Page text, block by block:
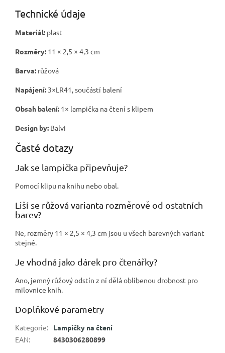
Technické údaje
Materiál: plast
Rozměry: 11 × 2,5 × 4,3 cm
Barva: růžová
Napájení: 3×LR41, součástí balení
Obsah balení: 1× lampička na čtení s klipem
Design by: Balvi
Časté dotazy
Jak se lampička připevňuje?
Pomocí klipu na knihu nebo obal.
Liší se růžová varianta rozměrově od ostatních
barev?
Ne, rozměry 11 × 2,5 × 4,3 cm jsou u všech barevných variant
stejné.
Je vhodná jako dárek pro čtenářky?
Ano, jemný růžový odstín z ní dělá oblíbenou drobnost pro
milovnice knih.
Doplňkové parametry
Kategorie:
Lampičky na čtení
EAN: 8430306280899